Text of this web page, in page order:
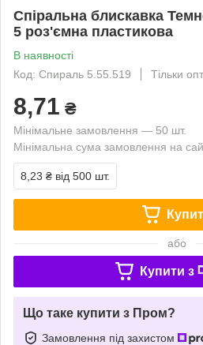
Спіральна блискавка
5 роз'ємна пластикова
В наявності
Код: Спираль 5.55.519
Тільки опт
8,71 ₴
Мінімальне замовлення — 50 шт.
Мінімальна сума замовлення на
8,23 ₴ від 500 шт.
або
Купити з
Що таке купити з Пром?
Замовлення під захистом